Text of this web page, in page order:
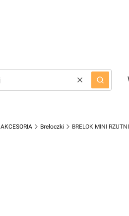
WyczyśćSzukaj
AKCESORIA Breloczki BRELOK MINI